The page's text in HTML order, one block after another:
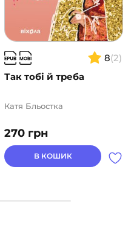
8(2)
Так тобі й треба
270 грн
Катя Бльостка
В КОШИК